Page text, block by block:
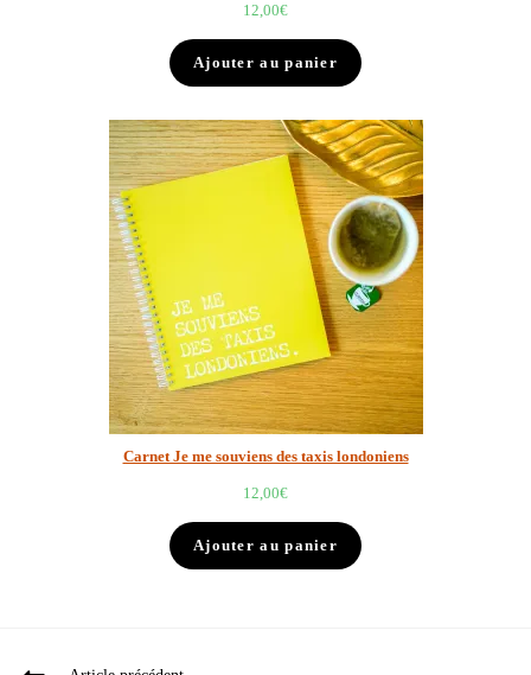
12,00€
Ajouter au panier
Carnet Je me souviens des taxis londoniens
12,00€
Ajouter au panier